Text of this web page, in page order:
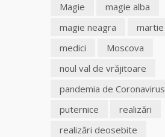
Magie
magie alba
magie neagra
martie
medici
Moscova
noul val de vrăjitoare
pandemia de Coronavirus
puternice
realizări
realizări deosebite